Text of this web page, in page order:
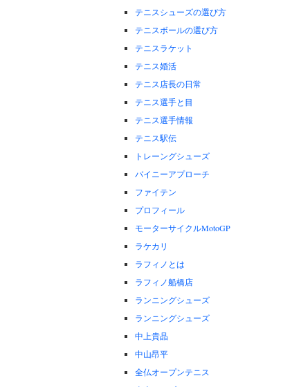
テニスシューズの選び方
テニスボールの選び方
テニスラケット
テニス婚活
テニス店長の日常
テニス選手と目
テニス選手情報
テニス駅伝
トレーングシューズ
バイニーアプローチ
ファイテン
プロフィール
モーターサイクルMotoGP
ラケカリ
ラフィノとは
ラフィノ船橋店
ランニングシューズ
ランニングシューズ
中上貴晶
中山昂平
全仏オープンテニス